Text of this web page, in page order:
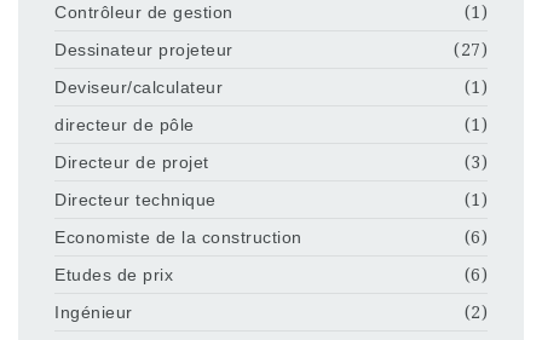
Contrôleur de gestion
(1)
Dessinateur projeteur
(27)
Deviseur/calculateur
(1)
directeur de pôle
(1)
Directeur de projet
(3)
Directeur technique
(1)
Economiste de la construction
(6)
Etudes de prix
(6)
Ingénieur
(2)